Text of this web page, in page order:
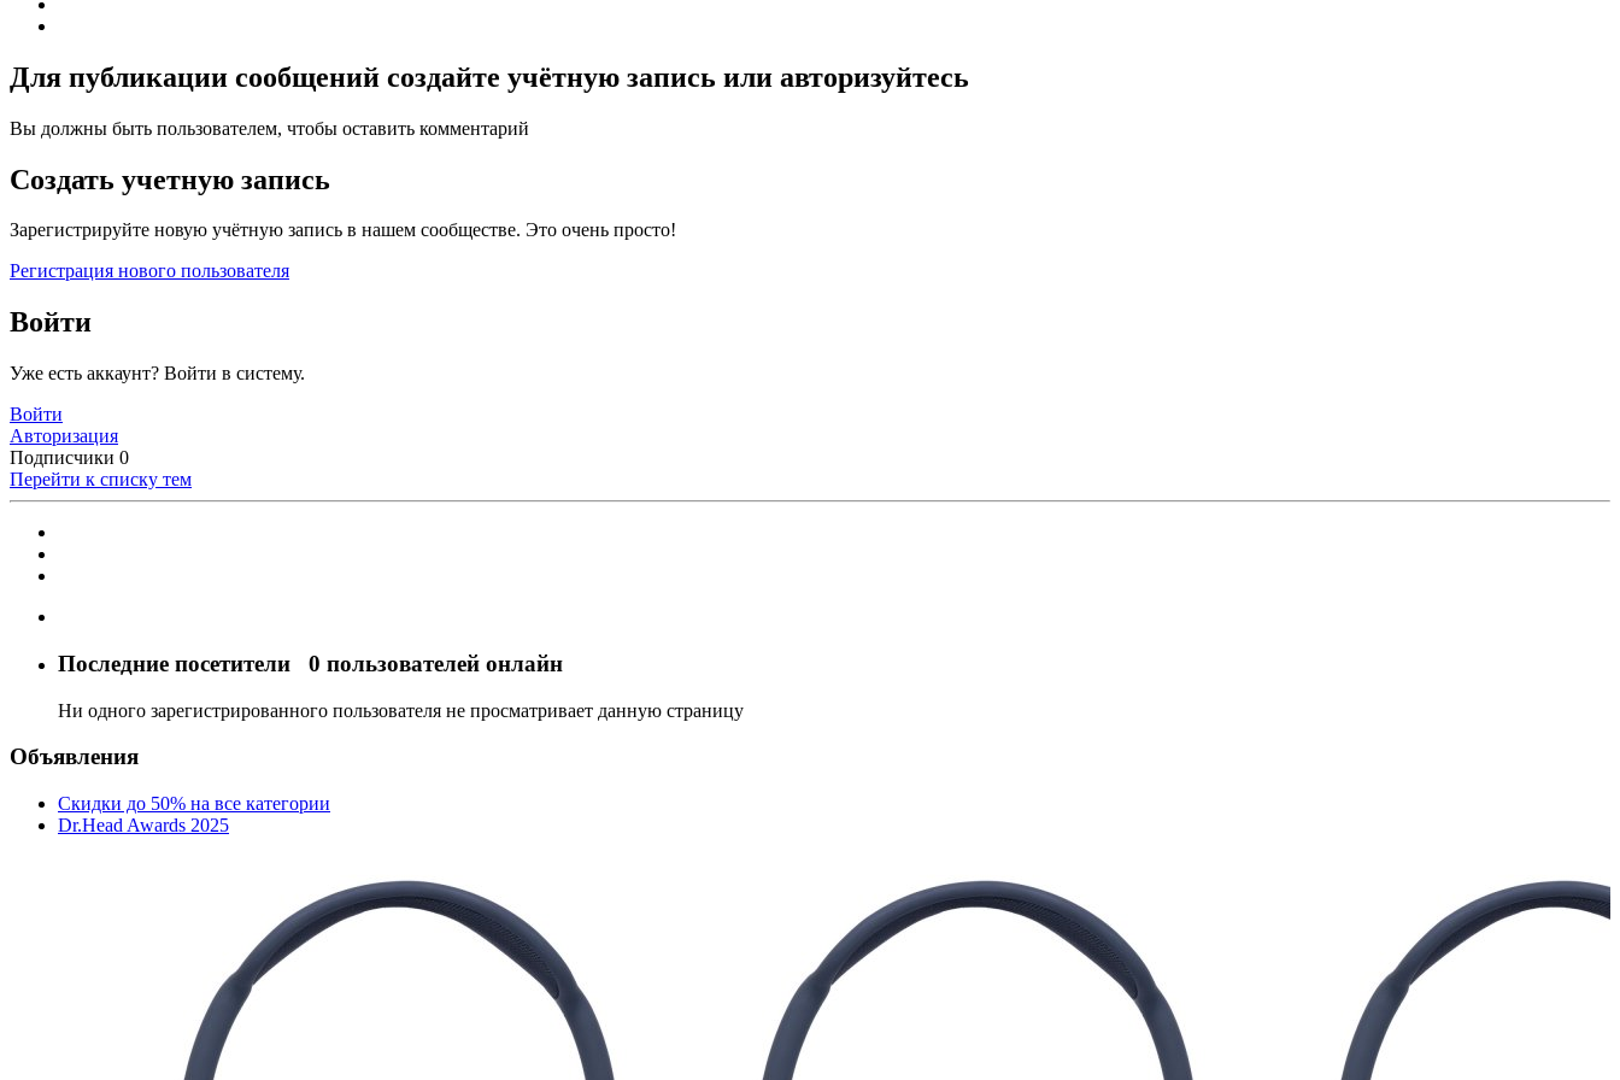
Для публикации сообщений создайте учётную запись или авторизуйтесь
Вы должны быть пользователем, чтобы оставить комментарий
Создать учетную запись
Зарегистрируйте новую учётную запись в нашем сообществе. Это очень просто!
Регистрация нового пользователя
Войти
Уже есть аккаунт? Войти в систему.
Войти
Авторизация
Подписчики 0
Перейти к списку тем
Последние посетители 0 пользователей онлайн
Ни одного зарегистрированного пользователя не просматривает данную страницу
Объявления
Скидки до 50% на все категории
Dr.Head Awards 2025